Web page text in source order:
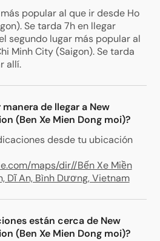
popular al que ir desde Ho
Se tarda 7h en llegar
segundo lugar más popular al
Minh City (Saigon). Se tarda
allí.
de llegar a New
(Ben Xe Mien Dong moi)?
desde tu ubicación
maps/dir//Bến Xe Miền
Dĩ An, Bình Dương, Vietnam
están cerca de New
(Ben Xe Mien Dong moi)?